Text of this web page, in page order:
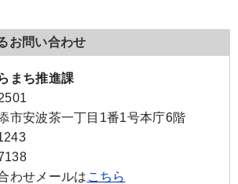
お問い合わせ
まち推進課
市安波茶一丁目1番1号本庁6階
わせメールは こちら